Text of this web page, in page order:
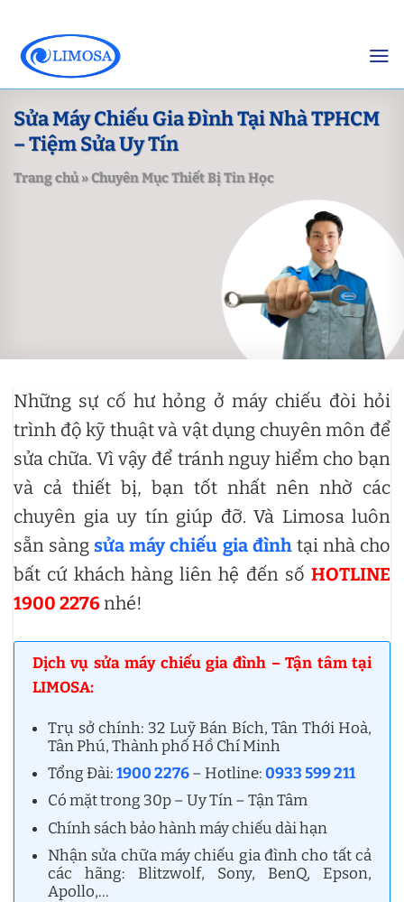
content
Sửa Máy Chiếu Gia Đình Tại Nhà TPHCM
– Tiệm Sửa Uy Tín
Trang chủ»Chuyên Mục Thiết Bị Tin Học
Những sự cố hư hỏng ở máy chiếu đòi hỏi
trình độ kỹ thuật và vật dụng chuyên môn để
sửa chữa. Vì vậy để tránh nguy hiểm cho bạn
và cả thiết bị, bạn tốt nhất nên nhờ các
chuyên gia uy tín giúp đỡ. Và Limosa luôn
sẵn sàng sửa máy chiếu gia đìnhtại nhà cho
bất cứ khách hàng liên hệ đến số HOTLINE
1900 2276nhé!
Dịch vụ sửa máy chiếu gia đình – Tận tâm tại
LIMOSA:
Trụ sở chính: 32 Luỹ Bán Bích, Tân Thới Hoà,
Tân Phú, Thành phố Hồ Chí Minh
Tổng Đài:1900 2276– Hotline:0933 599 211
Có mặt trong 30p – Uy Tín – Tận Tâm
Chính sách bảo hành máy chiếu dài hạn
Nhận sửa chữa máy chiếu gia đình cho tất cả
các hãng: Blitzwolf, Sony, BenQ, Epson,
Apollo,…